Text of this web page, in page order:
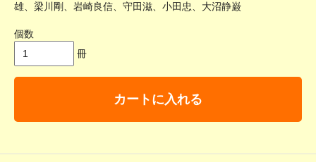
雄、梁川剛、岩崎良信、守田滋、小田忠、大沼静巌
個数
冊
カートに入れる